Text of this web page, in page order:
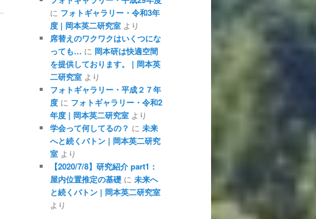
に フォトギャラリー・令和3年
度 | 岡本英二研究室 より
席替えのワクワクはいくつにな
っても… に 岡本研は快適空間
を提供しております。 | 岡本英
二研究室 より
フォトギャラリー・平成２７年
度 に フォトギャラリー・令和2
年度 | 岡本英二研究室 より
学会って何してるの？ に 未来
へと続くバトン | 岡本英二研究
室 より
【2020/7/8】研究紹介 part1：
屋内位置推定の基礎 に 未来へ
と続くバトン | 岡本英二研究室
より